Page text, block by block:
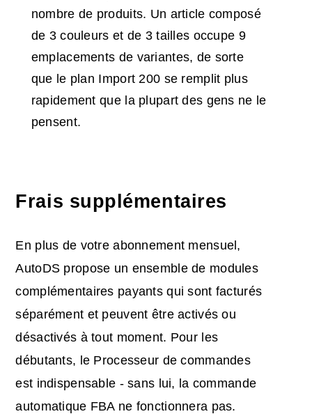
nombre de produits. Un article composé
de 3 couleurs et de 3 tailles occupe 9
emplacements de variantes, de sorte
que le plan Import 200 se remplit plus
rapidement que la plupart des gens ne le
pensent.
Frais supplémentaires
En plus de votre abonnement mensuel,
AutoDS propose un ensemble de modules
complémentaires payants qui sont facturés
séparément et peuvent être activés ou
désactivés à tout moment. Pour les
débutants, le Processeur de commandes
est indispensable - sans lui, la commande
automatique FBA ne fonctionnera pas.